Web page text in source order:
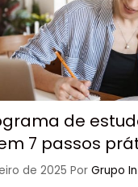
de
7 passos
de 2025 Por Grupo